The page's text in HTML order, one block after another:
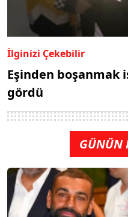
İlginizi Çekebilir
Eşinden boşanmak
gördü
GÜNÜN